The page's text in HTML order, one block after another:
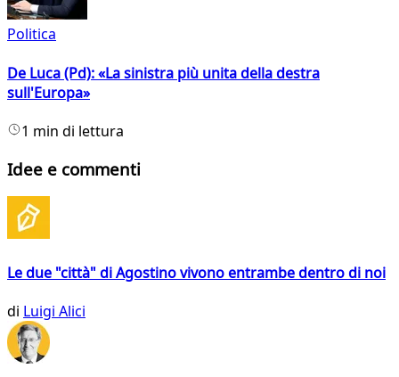
Politica
De Luca (Pd): «La sinistra più unita della destra
sull'Europa»
1 min di lettura
Idee e commenti
Le due "città" di Agostino vivono entrambe dentro di noi
di Luigi Alici